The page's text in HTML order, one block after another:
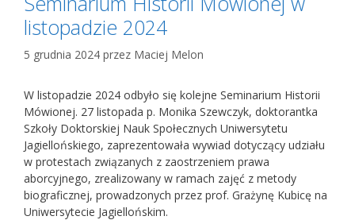
listopadzie 2024
5 grudnia 2024 przez Maciej Melon
W listopadzie 2024 odbyło się kolejne Seminarium Historii
Mówionej. 27 listopada p. Monika Szewczyk, doktorantka
Szkoły Doktorskiej Nauk Społecznych Uniwersytetu
Jagiellońskiego, zaprezentowała wywiad dotyczący udziału
w protestach związanych z zaostrzeniem prawa
aborcyjnego, zrealizowany w ramach zajęć z metody
biograficznej, prowadzonych przez prof. Grażynę Kubicę na
Uniwersytecie Jagiellońskim.